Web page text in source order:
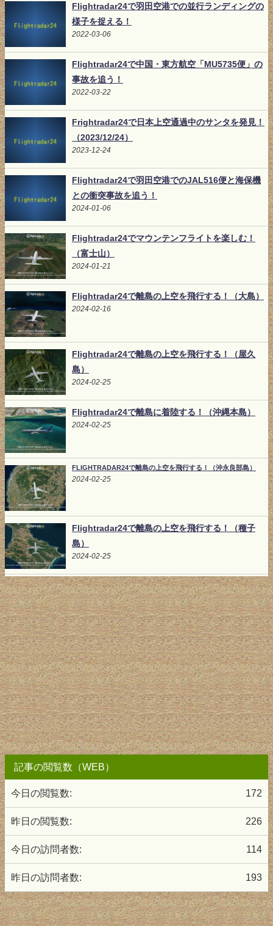
Flightradar24で羽田空港での並行ランディングの
様子を捉える！
2022-03-06
Flightradar24で中国・東方航空「MU5735便」の
事故を追う！
2022-03-22
Frightradar24で日本上空通過中のサンタを発見！
（2023/12/24）
2023-12-24
Flightradar24で羽田空港でのJAL516便と海保機
との衝突事故を追う！
2024-01-06
Flightradar24でマウンテンフライトを楽しむ！
（富士山）
2024-01-21
Flightradar24で離島の上空を飛行する！（大島）
2024-02-16
Flightradar24で離島の上空を飛行する！（屋久
島）
2024-02-25
Flightradar24で離島に着陸する！（沖縄本島）
2024-02-25
FLIGHTRADAR24で離島の上空を飛行する！（沖永良部島）
2024-02-25
Flightradar24で離島の上空を飛行する！（種子
島）
2024-02-25
記事の閲覧数（WEB）
172
今日の閲覧数:
226
昨日の閲覧数:
114
今日の訪問者数:
193
昨日の訪問者数: